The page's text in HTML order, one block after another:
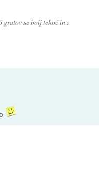
se bolj tekoč in z